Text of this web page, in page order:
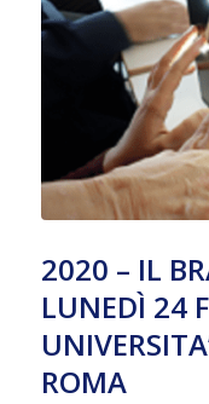
2020 – IL
LUNEDÌ 24
ROMA